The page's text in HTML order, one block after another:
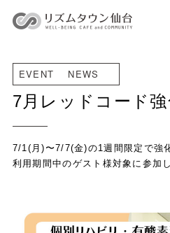
EVENT NEWS
7月レッドコード強
7/1(月)〜7/7(金)の1週間限定で強
利用期間中のゲスト様対象に参加